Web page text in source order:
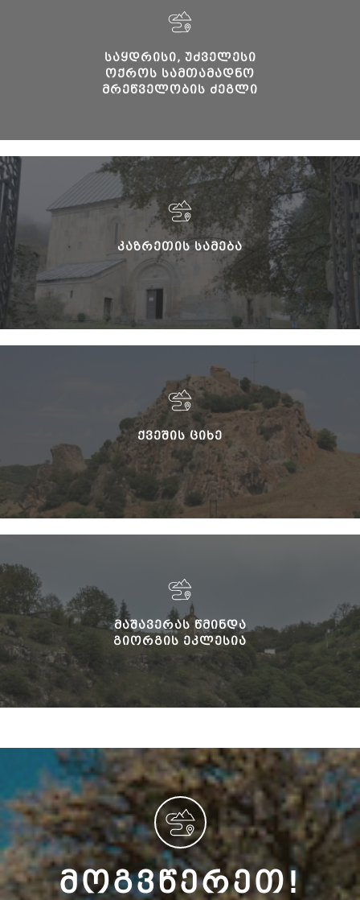
ᲡᲐᲧᲓᲠᲘᲡᲘ, ᲣᲫᲕᲔᲚᲔᲡᲘ
ᲝᲥᲠᲝᲡ ᲡᲐᲛᲗᲐᲛᲐᲓᲜᲝ
ᲛᲠᲔᲬᲕᲔᲚᲝᲑᲘᲡ ᲫᲔᲒᲚᲘ
ᲙᲐᲖᲠᲔᲗᲘᲡ ᲡᲐᲛᲔᲑᲐ
ᲥᲕᲔᲨᲘᲡ ᲪᲘᲮᲔ
ᲛᲐᲨᲐᲕᲔᲠᲐᲡ ᲬᲛᲘᲜᲓᲐ
ᲒᲘᲝᲠᲒᲘᲡ ᲔᲙᲚᲔᲡᲘᲐ
ᲛᲝᲒᲕᲬᲔᲠᲔᲗ!